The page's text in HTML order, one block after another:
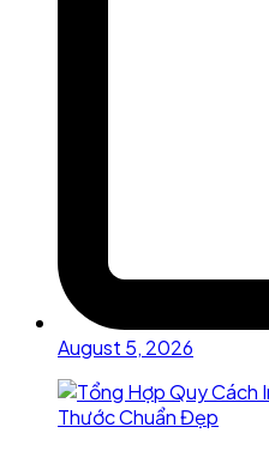
August 5, 2026